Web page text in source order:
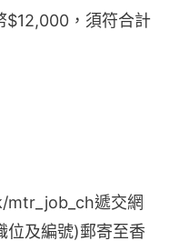
$12,000，須符合計
遞交網
位及編號)郵寄至香